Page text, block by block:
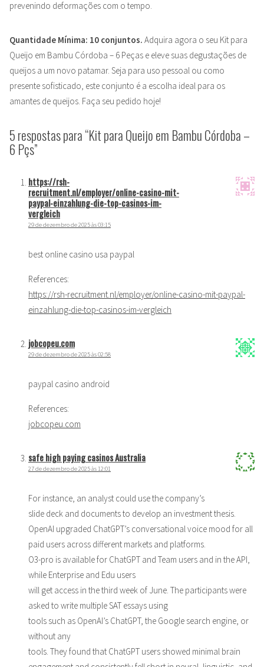
prevenindo deformações com o tempo.
Quantidade Mínima: 10 conjuntos. Adquira agora o seu Kit para
Queijo em Bambu Córdoba – 6 Peças e eleve suas degustações de
queijos a um novo patamar. Seja para uso pessoal ou como
presente sofisticado, este conjunto é a escolha ideal para os
amantes de queijos. Faça seu pedido hoje!
5 respostas para “Kit para Queijo em Bambu Córdoba –
6 Pçs”
https://rsh-
recruitment.nl/employer/online-casino-mit-
paypal-einzahlung-die-top-casinos-im-
vergleich
29 de dezembro de 2025 às 03:15
best online casino usa paypal
References:
https://rsh-recruitment.nl/employer/online-casino-mit-paypal-
einzahlung-die-top-casinos-im-vergleich
jobcopeu.com
29 de dezembro de 2025 às 02:58
paypal casino android
References:
jobcopeu.com
safe high paying casinos Australia
27 de dezembro de 2025 às 12:01
For instance, an analyst could use the company’s
slide deck and documents to develop an investment thesis.
OpenAI upgraded ChatGPT’s conversational voice mood for all
paid users across different markets and platforms.
O3-pro is available for ChatGPT and Team users and in the API,
while Enterprise and Edu users
will get access in the third week of June. The participants were
asked to write multiple SAT essays using
tools such as OpenAI’s ChatGPT, the Google search engine, or
without any
tools. They found that ChatGPT users showed minimal brain